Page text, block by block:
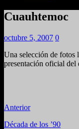
Cuauhtemoc
octubre 5, 2007 0
Una selección de fotos
presentación oficial del
Anterior
Década de los ’90